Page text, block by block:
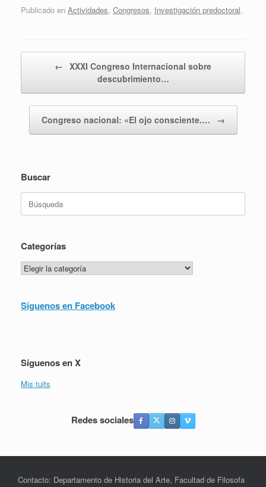
Publicado en Actividades, Congresos, Investigación predoctoral.
← XXXI Congreso Internacional sobre
descubrimiento…
Congreso nacional: «El ojo consciente.… →
Buscar
Categorías
Categorías
Síguenos en Facebook
Síguenos en X
Mis tuits
Redes sociales
Contacto: Departamento de Historia del Arte, Facultad de Filosofa